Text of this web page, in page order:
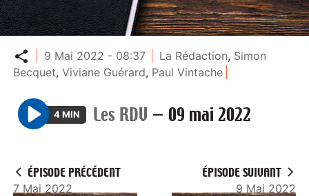
Partager
9 Mai 2022 - 08:37 La Rédaction, Simon
Becquet,Viviane Guérard, Paul Vintache
P
y
4 MIN Les RDV — 09 mai 2022
ÉPISODE PRÉCÉDENT
7 Mai 2022
ÉPISODE SUIVANT
9 Mai 2022